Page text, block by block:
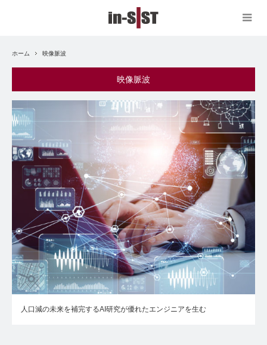
ホーム 映像脈波
映像脈波
人口減の未来を補完するAI研究が優れたエンジニアを生む